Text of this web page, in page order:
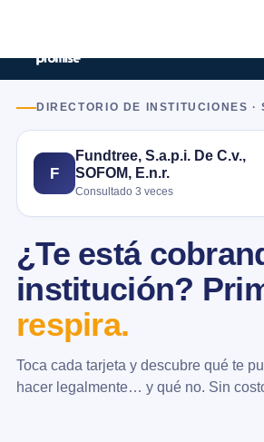
DIRECTORIO DE INSTITUCIONES ·
F
Fundtree, S.a.p.i. De C.v.,
SOFOM, E.n.r.
Consultado 3 veces
¿Te está
institución?
respira.
Toca cada tarjeta y descubre qué te
hacer legalmente… y qué no. Sin